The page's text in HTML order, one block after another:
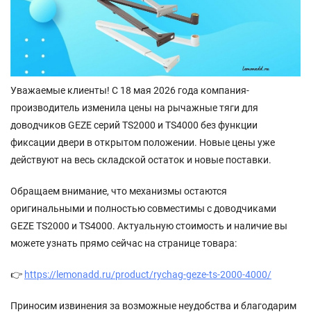
Уважаемые клиенты! С 18 мая 2026 года компания-
производитель изменила цены на рычажные тяги для
доводчиков GEZE серий TS2000 и TS4000 без функции
фиксации двери в открытом положении. Новые цены уже
действуют на весь складской остаток и новые поставки.
Обращаем внимание, что механизмы остаются
оригинальными и полностью совместимы с доводчиками
GEZE TS2000 и TS4000. Актуальную стоимость и наличие вы
можете узнать прямо сейчас на странице товара:
👉 https://lemonadd.ru/product/rychag-geze-ts-2000-4000/
Приносим извинения за возможные неудобства и благодарим